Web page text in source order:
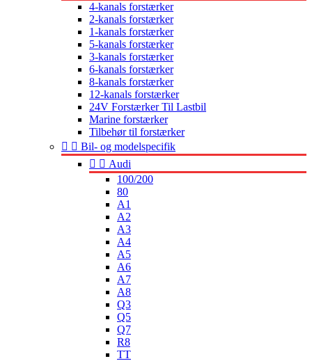
4-kanals forstærker
2-kanals forstærker
1-kanals forstærker
5-kanals forstærker
3-kanals forstærker
6-kanals forstærker
8-kanals forstærker
12-kanals forstærker
24V Forstærker Til Lastbil
Marine forstærker
Tilbehør til forstærker
  Bil- og modelspecifik
  Audi
100/200
80
A1
A2
A3
A4
A5
A6
A7
A8
Q3
Q5
Q7
R8
TT